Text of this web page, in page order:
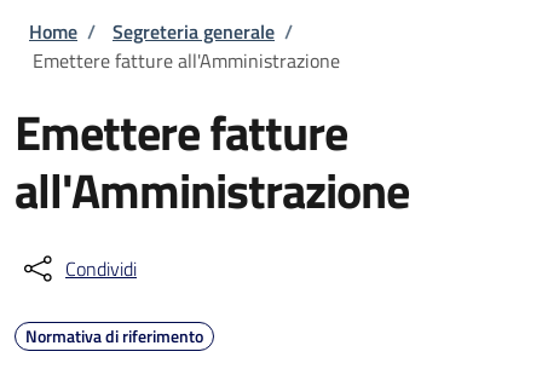
Briciole di pane
Home / Segreteria generale /
Emettere fatture all'Amministrazione
Emettere fatture
all'Amministrazione
Condividi
Normativa di riferimento